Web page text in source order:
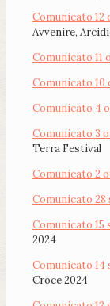
Comunicato
Avvenire,
Comunicato 11
Comunicato
Comunicato 4
Comunicato 3
Terra Festival
Comunicato 2
Comunicato
Comunicato
2024
Comunicato
Croce 2024